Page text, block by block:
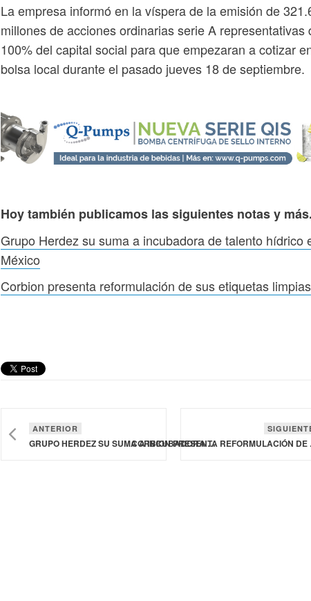
La empresa informó en la víspera de la emisión de
millones de acciones ordinarias serie A representativas
100% del capital social para que empezaran a cotizar
bolsa local durante el pasado jueves 18 de septiembre.
Hoy también publicamos las siguientes notas y
Grupo Herdez su suma a incubadora de talento hídrico
México
Corbion presenta reformulación de sus etiquetas limpias
ANTERIOR
GRUPO HERDEZ SU SUMA A INCUBADORA DE TALENTO HÍDRICO EN MÉXICO